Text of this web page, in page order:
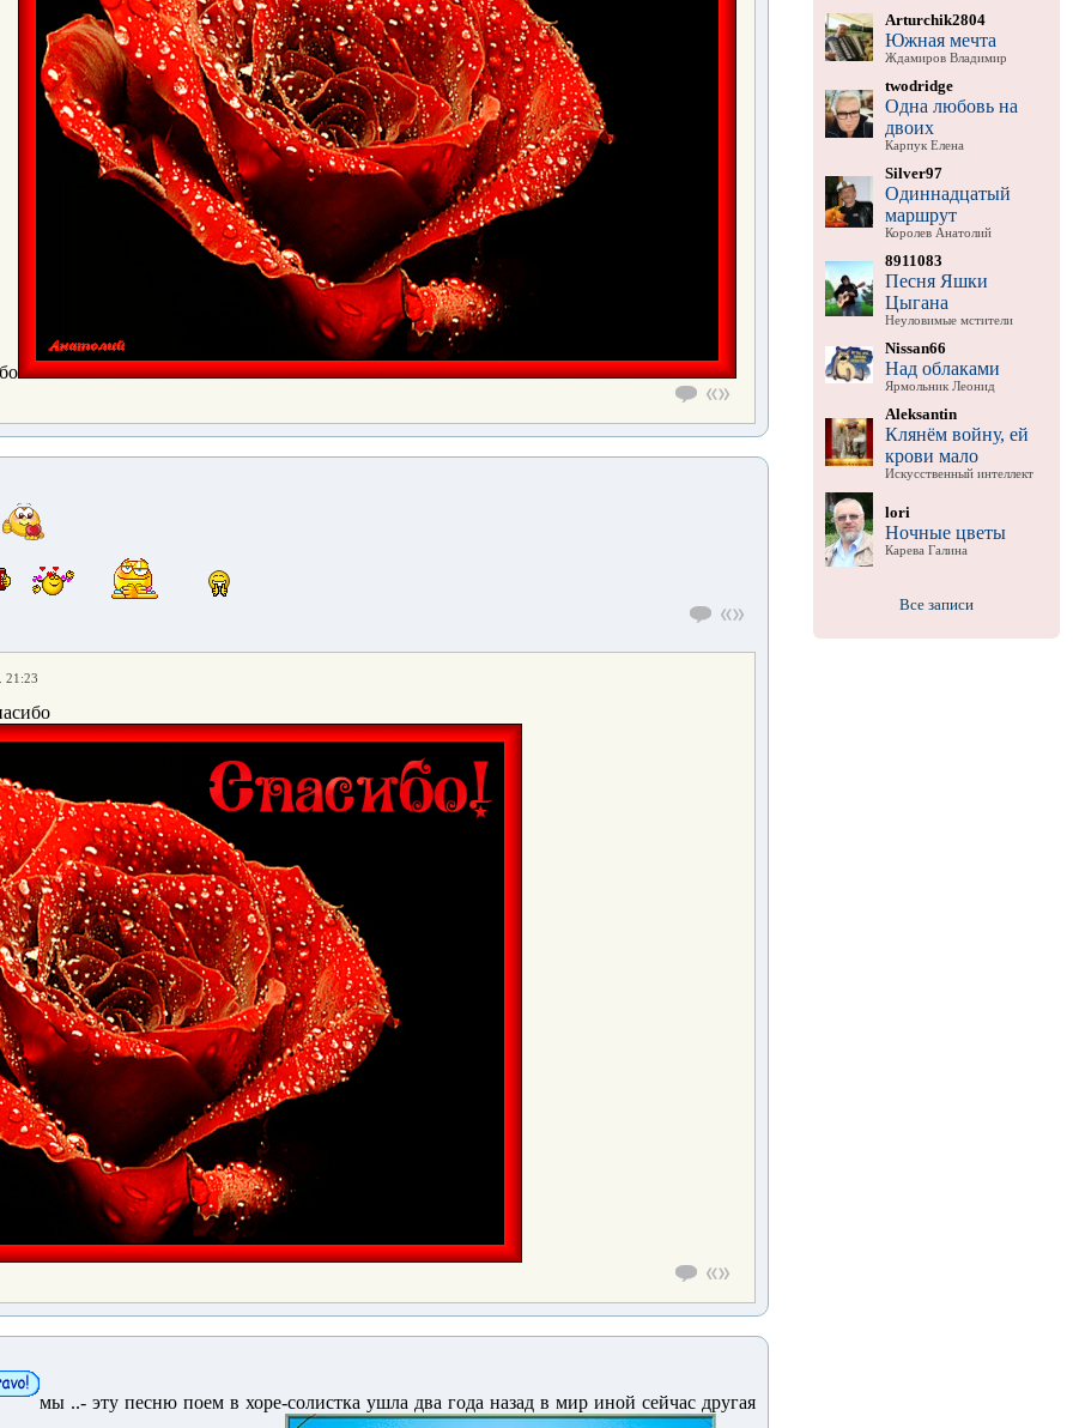
21:23
мы ..- эту песню поем в хоре-солистка ушла два года назад в мир иной сейчас другая
Arturchik2804
Южная мечта
Ждамиров Владимир
twodridge
Одна любовь на
двоих
Карпук Елена
Silver97
Одиннадцатый
маршрут
Королев Анатолий
8911083
Песня Яшки
Цыгана
Неуловимые мстители
Nissan66
Над облаками
Ярмольник Леонид
Aleksantin
Клянём войну, ей
крови мало
Искусственный интеллект
lori
Ночные цветы
Карева Галина
Все записи